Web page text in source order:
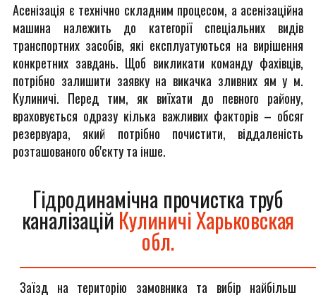
Асенізація є технічно складним процесом, а асенізаційна
машина належить до категорії спеціальних видів
транспортних засобів, які експлуатуються на вирішення
конкретних завдань. Щоб викликати команду фахівців,
потрібно залишити заявку на викачка зливних ям у м.
Кулиничі. Перед тим, як виїхати до певного району,
враховується одразу кілька важливих факторів – обсяг
резервуара, який потрібно почистити, віддаленість
розташованого об'єкту та інше.
Гідродинамічна прочистка труб
каналізацій Кулиничі Харьковская
обл.
Заїзд на територію замовника та вибір найбільш